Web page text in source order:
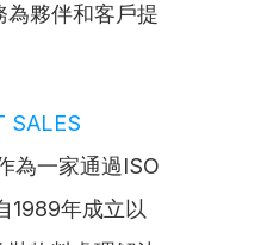
為夥伴和客戶提
SALES
為一家通過ISO
1989年成立以